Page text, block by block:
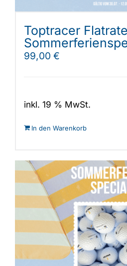
Toptracer Flatrate
99,00 €
inkl. 19 % MwSt.
In den Warenkorb